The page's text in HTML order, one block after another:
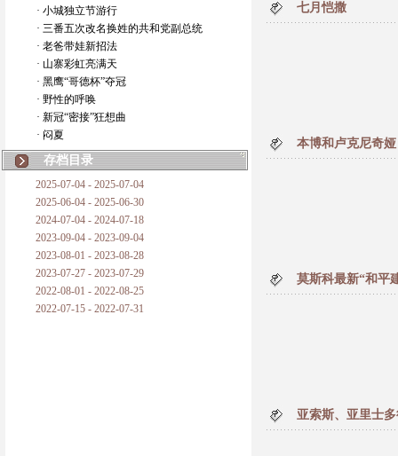
· 小城独立节游行
· 三番五次改名换姓的共和党副总统
· 老爸带娃新招法
· 山寨彩虹亮满天
· 黑鹰“哥德杯”夺冠
· 野性的呼唤
· 新冠“密接”狂想曲
· 闷夏
存档目录
2025-07-04 - 2025-07-04
2025-06-04 - 2025-06-30
2024-07-04 - 2024-07-18
2023-09-04 - 2023-09-04
2023-08-01 - 2023-08-28
2023-07-27 - 2023-07-29
2022-08-01 - 2022-08-25
2022-07-15 - 2022-07-31
七月恺撒
本博和卢克尼奇娅
莫斯科最新“和平
亚索斯、亚里士